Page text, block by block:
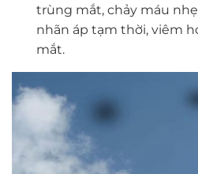
trùng mắt, chảy máu
nhãn áp tạm thời, viêm
mắt.